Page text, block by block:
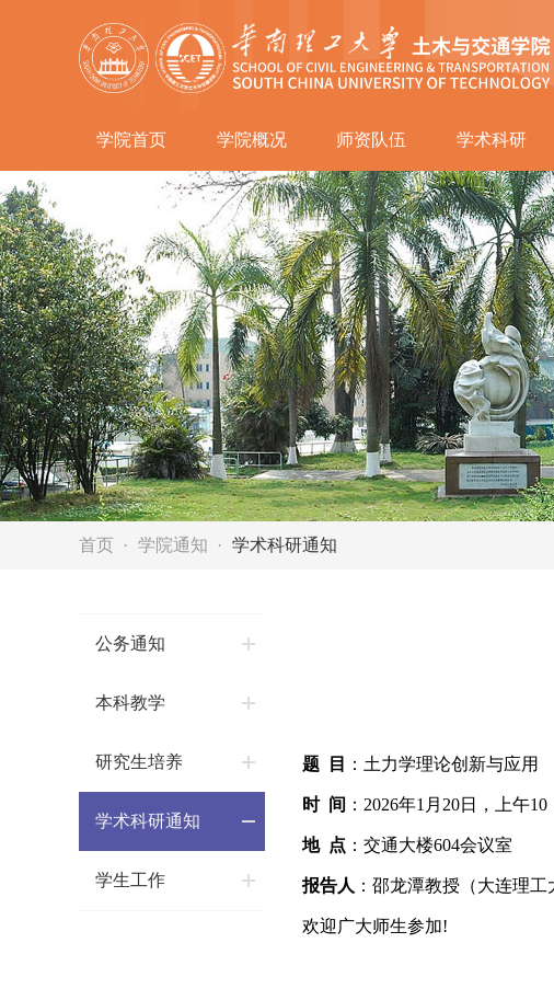
学院首页 学院概况 师资队伍 学术科研
首页 学院通知 学术科研通知
公务通知
本科教学
研究生培养
学术科研通知
学生工作
题 目 ：土力学理论创新与应用
时 间 ：2026年1月20日，上午
地 点 ：交通大楼604会议室
报告人 ：邵龙潭教授（大连理工
欢迎广大师生参加!